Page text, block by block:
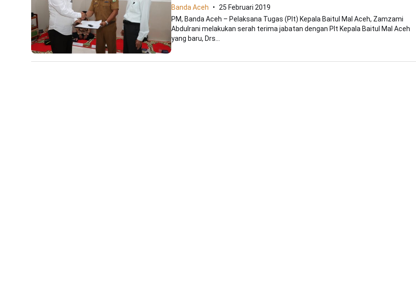
Banda Aceh
25 Februari 2019
PM, Banda Aceh – Pelaksana Tugas (Plt) Kepala Baitul Mal Aceh, Zamzami
Abdulrani melakukan serah terima jabatan dengan Plt Kepala Baitul Mal Aceh
yang baru, Drs...